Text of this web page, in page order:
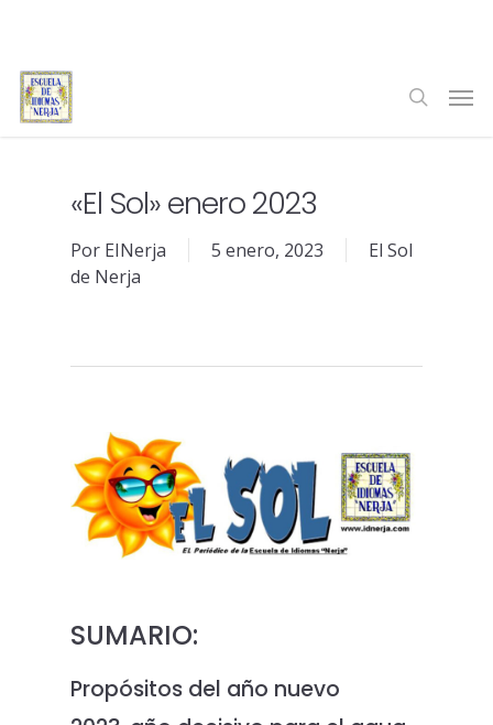
main
content
search
«El Sol» enero 2023
Por EINerja 5 enero, 2023
El Sol
de Nerja
SUMARIO:
Propósitos del año nuevo